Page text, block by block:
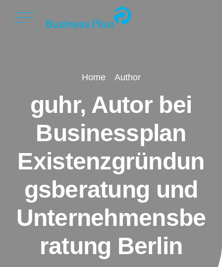
Home Author
guhr, Autor bei
Businessplan
Existenzgründun
gsberatung und
Unternehmensbe
ratung Berlin